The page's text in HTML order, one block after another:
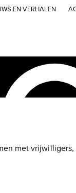
EN VERHALEN
met